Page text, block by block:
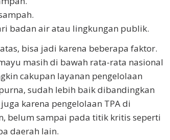
badan air atau lingkungan publik.
bisa jadi karena beberapa faktor.
masih di bawah rata-rata nasional
cakupan layanan pengelolaan
sudah lebih baik dibandingkan
karena pengelolaan TPA di
belum sampai pada titik kritis seperti
daerah lain.